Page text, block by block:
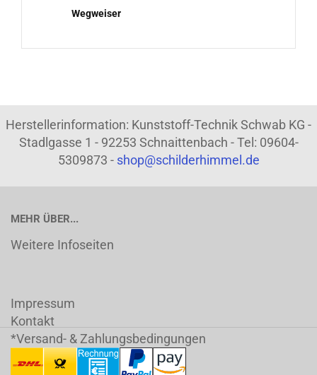
Wegweiser
Herstellerinformation: Kunststoff-Technik Schwab KG -
Stadlgasse 1 - 92253 Schnaittenbach - Tel: 09604-
5309873 - shop@schilderhimmel.de
MEHR ÜBER...
Weitere Infoseiten
Impressum
Kontakt
*Versand- & Zahlungsbedingungen